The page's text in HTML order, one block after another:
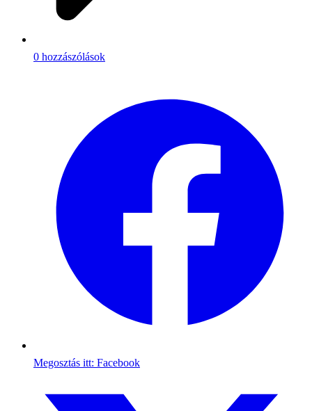
0 hozzászólások
Megosztás itt: Facebook